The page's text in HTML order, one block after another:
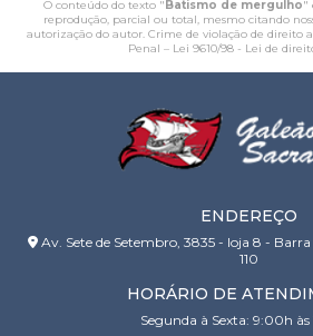
O conteúdo do texto "Batismo de mergulho"
reprodução, parcial ou total, mesmo citando
autorização do autor. Crime de violação de direito
Penal – Lei 9610/98 - Lei de
ENDEREÇO
Av. Sete de Setembro, 3835 - loja 8 -
110
HORÁRIO DE
Segunda à Sexta: 9:00h